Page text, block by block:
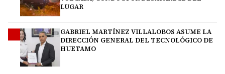
LUGAR
GABRIEL MARTÍNEZ VILLALOBOS ASUME LA
DIRECCIÓN GENERAL DEL TECNOLÓGICO DE
HUETAMO